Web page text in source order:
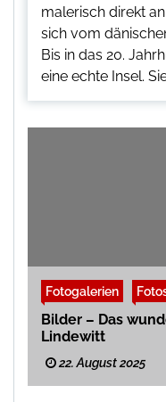
malerisch direkt
sich vom
Bis in das 20.
eine echte Insel.
Fotogalerien
Bilder – Das
Lindewitt
22. August 2025